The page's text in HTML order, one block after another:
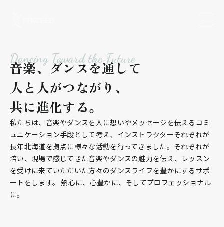
Dancing Toward the Future
音楽、ダンスを通して
人と人がつながり、
共に進化する。
私たちは、音楽やダンスを人に想いやメッセージを伝えるコミ
ュニケーション手段として考え、インストラクターそれぞれが
長年北海道を拠点に様々な活動を行ってきました。それぞれが
培い、現場で感じてきた音楽やダンスの魅力を伝え、レッスン
を受けに来ていただいた方々のダンスライフを豊かにするサポ
ートをします。 熱心に、心豊かに、そしてプロフェッショナル
に。